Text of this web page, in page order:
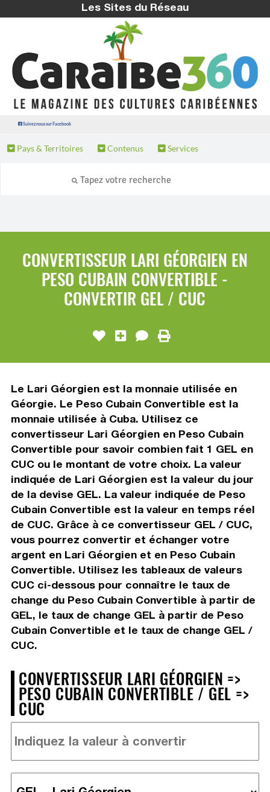
Les Sites du Réseau
Suivez nous sur Facebook
Pays & Territoires Contenus Services
CONVERTISSEUR LARI GÉORGIEN EN
PESO CUBAIN CONVERTIBLE -
CONVERTIR GEL / CUC
Le Lari Géorgien est la monnaie utilisée en
Géorgie. Le Peso Cubain Convertible est la
monnaie utilisée à Cuba. Utilisez ce
convertisseur Lari Géorgien en Peso Cubain
Convertible pour savoir combien fait 1 GEL en
CUC ou le montant de votre choix. La valeur
indiquée de Lari Géorgien est la valeur du jour
de la devise GEL. La valeur indiquée de Peso
Cubain Convertible est la valeur en temps réel
de CUC. Grâce à ce convertisseur GEL / CUC,
vous pourrez convertir et échanger votre
argent en Lari Géorgien et en Peso Cubain
Convertible. Utilisez les tableaux de valeurs
CUC ci-dessous pour connaître le taux de
change du Peso Cubain Convertible à partir de
GEL, le taux de change GEL à partir de Peso
Cubain Convertible et le taux de change GEL /
CUC.
CONVERTISSEUR LARI GÉORGIEN =>
PESO CUBAIN CONVERTIBLE / GEL =>
CUC